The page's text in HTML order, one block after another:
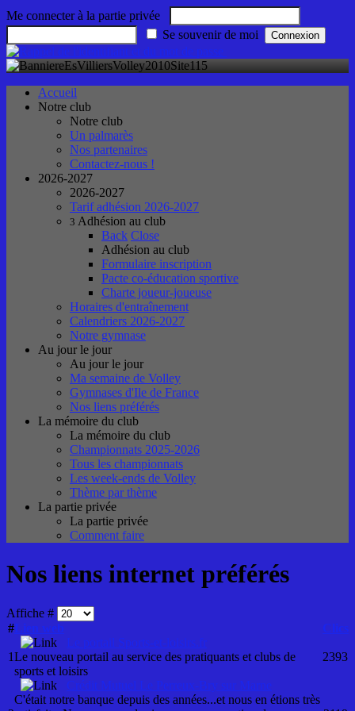
Me connecter à la partie privée
Se souvenir de moi
Accueil
Notre club
Notre club
Un palmarès
Nos partenaires
Contactez-nous !
2026-2027
2026-2027
Tarif adhésion 2026-2027
3 Adhésion au club
Back Close
Adhésion au club
Formulaire inscription
Pacte co-éducation sportive
Charte joueur-joueuse
Horaires d'entraînement
Calendriers 2026-2027
Notre gymnase
Au jour le jour
Au jour le jour
Ma semaine de Volley
Gymnases d'Ile de France
Nos liens préférés
La mémoire du club
La mémoire du club
Championnats 2025-2026
Tous les championnats
Les week-ends de Volley
Thème par thème
La partie privée
La partie privée
Comment faire
Nos liens internet préférés
Affiche #
#Lien web Clics
1
Le portail Sports-et-loisirs.fr
Le nouveau portail au service des pratiquants et clubs de
sports et loisirs
2393
Crédit Mutuel Le Perreux-Bry sur Marne
C'était notre banque depuis des années...et nous en étions très